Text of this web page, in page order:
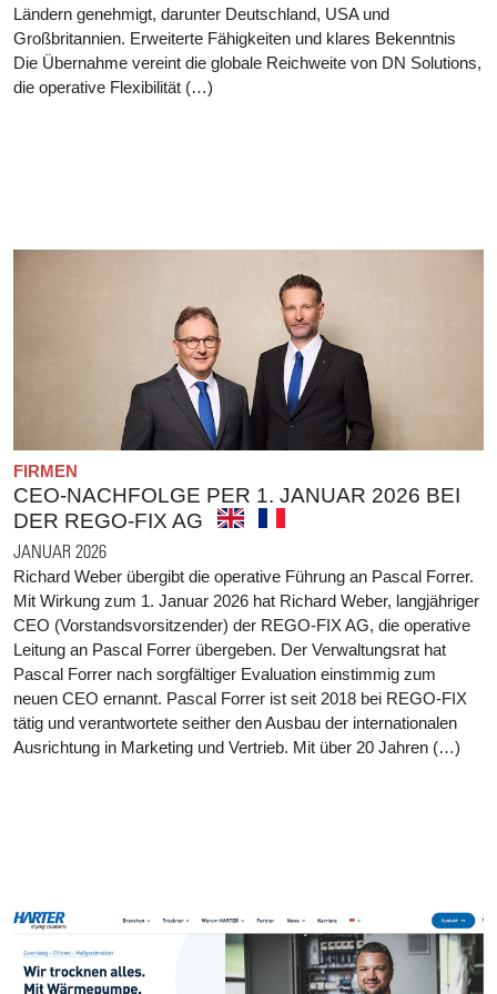
Ländern genehmigt, darunter Deutschland, USA und
Großbritannien. Erweiterte Fähigkeiten und klares Bekenntnis
Die Übernahme vereint die globale Reichweite von DN Solutions,
die operative Flexibilität (…)
FIRMEN
CEO-NACHFOLGE PER 1. JANUAR 2026 BEI
DER REGO-FIX AG
JANUAR 2026
Richard Weber übergibt die operative Führung an Pascal Forrer.
Mit Wirkung zum 1. Januar 2026 hat Richard Weber, langjähriger
CEO (Vorstandsvorsitzender) der REGO-FIX AG, die operative
Leitung an Pascal Forrer übergeben. Der Verwaltungsrat hat
Pascal Forrer nach sorgfältiger Evaluation einstimmig zum
neuen CEO ernannt. Pascal Forrer ist seit 2018 bei REGO-FIX
tätig und verantwortete seither den Ausbau der internationalen
Ausrichtung in Marketing und Vertrieb. Mit über 20 Jahren (…)